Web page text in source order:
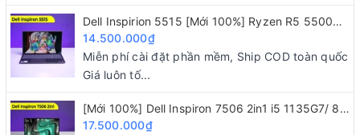
khóa để bảo mật cho doanh nghiệp và nhân viên. Dell
Data Protection là một bộ gồm các chương trình phần
mềm bảo mật được cung cấp trên những chiếc
Latitude 3000 series. Bảo mật điểm cuối, xác thực
người dùng nâng cao và phần mềm mã hóa dữ liệu đều
hoạt động chặt chẽ giúp bảo vệ dữ liệu của bạn khỏi
Dell Inspirion 5515 [Mới 100%] Ryzen R5 5500U/ 8GB/ 256GB/ 15.6" FHD IPS
14.500.000₫
Miễn phí cài đặt phần mềm, Ship COD toàn quốc
Giá luôn tố...
[Mới 100%] Dell Inspiron 7506 2in1 i5 1135G7/ 8GB/ 256GB/ 15.6 FHD
17.500.000₫